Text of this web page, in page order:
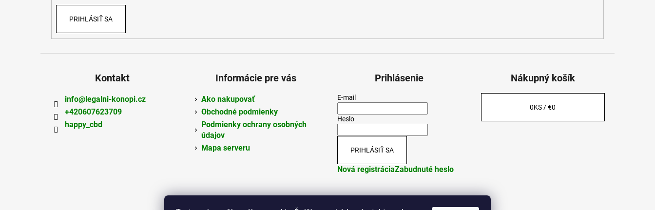
PRIHLÁSIŤ SA
Kontakt
info@legalni-konopi.cz
+420607623709
happy_cbd
Informácie pre vás
Ako nakupovať
Obchodné podmienky
Podmienky ochrany osobných
údajov
Mapa serveru
Prihlásenie
E-mail
Heslo
PRIHLÁSIŤ SA
Nová registráciaZabudnuté heslo
Nákupný košík
0KS /€0